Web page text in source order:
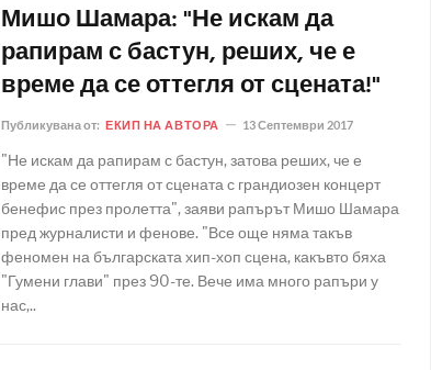
Мишо Шамара: "Не искам да
рапирам с бастун, реших, че е
време да се оттегля от сцената!"
Публикувана от: ЕКИП НА АВТОРА 13 Септември 2017
"Не искам да рапирам с бастун, затова реших, че е
време да се оттегля от сцената с грандиозен концерт
бенефис през пролетта", заяви рапърът Мишо Шамара
пред журналисти и фенове. "Все още няма такъв
феномен на българската хип-хоп сцена, какъвто бяха
"Гумени глави" през 90-те. Вече има много рапъри у
нас,..